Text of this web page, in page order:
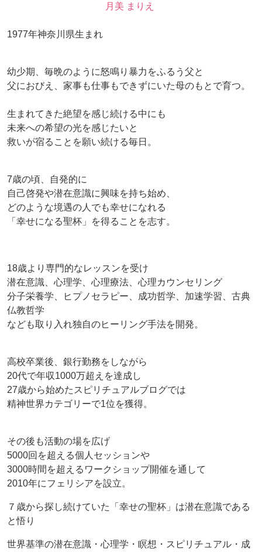
月美 まりえ
1977年神奈川県生まれ
幼少期、毎晩のように怒鳴り暴力をふるう父と
父におびえ、家事も仕事もできずにいた母のもとで育つ。
生まれてきた絶望を感じ続ける中にも
未来への希望の光を感じたいと
救いが宿ることを願い続ける毎日。
7歳の頃、自発的に
自己啓発や潜在意識に興味を持ち始め、
どのような境遇の人でも幸せになれる
「幸せになる聖杯」を得ることを志す。
18歳より専門的なレッスンを受け
潜在意識、心理学、心理療法、心理カウンセリング
分子栄養学、ヒプノセラピー、成功哲学、加速学習、古典
仏教哲学
なども取り入れ独自のヒーリング手法を開発。
高校卒業後、銀行勤務をしながら
20代で年収1000万超えを達成し
27歳から始めたスピリチュアルブログでは
精神世界カテゴリーで1位を獲得。
その後も活動の場を広げ
5000回を超える個人セッションや
3000時間を超えるワークショップ開催を通して
2010年にフェリシアを設立。
７歳から探し続けていた「幸せの聖杯」は潜在意識である
と悟り
世界基準の潜在意識・心理学・瞑想・スピリチュアル・成